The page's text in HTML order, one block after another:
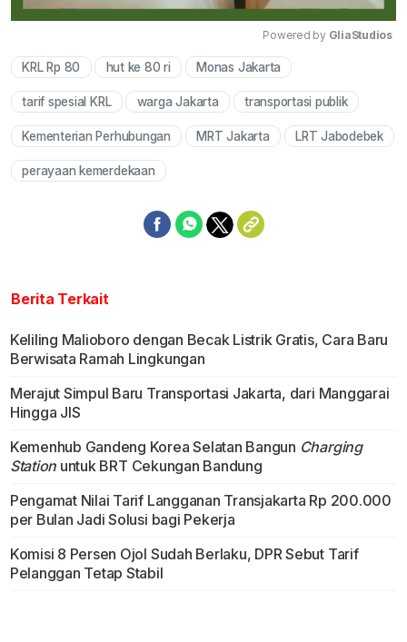
Powered by GliaStudios
KRL Rp 80 hut ke 80 ri Monas Jakarta
tarif spesial KRL warga Jakarta transportasi publik
Kementerian Perhubungan MRT Jakarta LRT Jabodebek
perayaan kemerdekaan
Berita Terkait
Keliling Malioboro dengan Becak Listrik Gratis, Cara Baru
Berwisata Ramah Lingkungan
Merajut Simpul Baru Transportasi Jakarta, dari Manggarai
Hingga JIS
Kemenhub Gandeng Korea Selatan Bangun Charging
Station untuk BRT Cekungan Bandung
Pengamat Nilai Tarif Langganan Transjakarta Rp 200.000
per Bulan Jadi Solusi bagi Pekerja
Komisi 8 Persen Ojol Sudah Berlaku, DPR Sebut Tarif
Pelanggan Tetap Stabil